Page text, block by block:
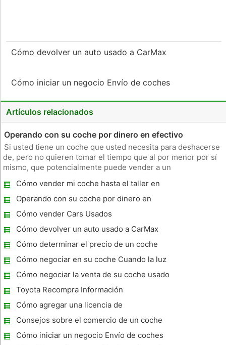
Cómo devolver un auto usado a CarMax
Cómo iniciar un negocio Envío de coches
Artículos relacionados
Operando con su coche por dinero en efectivo
Si usted tiene un coche que usted necesita para deshacerse
de, pero no quieren tomar el tiempo que al por menor por sí
mismo, que potencialmente puede vender a un
vehículo de ellos. En general, habrá una diferencia entre lo
que razonablement
Cómo vender mi coche hasta el taller en
Canadá
Operando con su coche por dinero en
efectivo
Cómo vender Cars Usados ​​
Cómo devolver un auto usado a CarMax
Cómo determinar el precio de un coche
usado
Cómo negociar en su coche Cuando la luz
del motor es de
Cómo negociar la venta de su coche usado
Toyota Recompra Información
Cómo agregar una licencia de
concesionario de coches para un negocio
de auto existente
Consejos sobre el comercio de un coche
Cómo iniciar un negocio Envío de coches